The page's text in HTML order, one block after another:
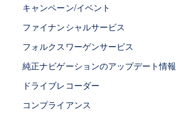
キャンペーン/イベント
ファイナンシャルサービス
フォルクスワーゲンサービス
純正ナビゲーションのアップデート情報
ドライブレコーダー
コンプライアンス